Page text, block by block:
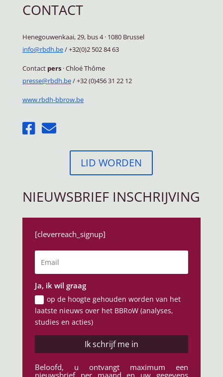
CONTACT
Henegouwenkaai, 29, bus 4·1080 Brussel
info@rbdh.be/ +32(0)2 502 84 63
Contact pers ·Chloé Thôme
presse@rbdh.be/ +32 (0)456 31 22 12
www.rbdh-bbrow.be
LID WORDEN
NIEUWSBRIEF INSCHRIJVING
[cleverreach_signup]
Ja, ik wil graag
op de hoogte gehouden worden van het
laatste nieuws over het BBRoW (analyses,
studies en acties)
Ik schrijf me in
Beloofd, u ontvangt maximum een